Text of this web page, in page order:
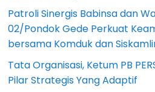
Patroli Sinergis Babinsa dan
02/Pondok Gede Perkuat
bersama Komduk dan
Tata Organisasi, Ketum PB
Pilar Strategis Yang Adaptif